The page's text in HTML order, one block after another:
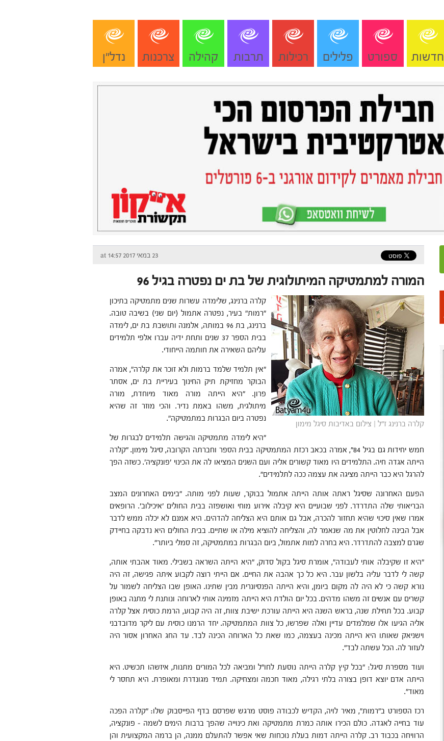
חדשות ספורט פלילים רכילות תרבות קהילה צרכנות נדל"ן
23 במאי 2017 at 14:57
המורה למתמטיקה המיתולוגית של בת ים נפטרה בגיל 96
קלרה ברנינג ז"ל | צילום באדיבות סיגל מימון
קלרה ברנינג, שלימדה עשרות שנים מתמטיקה בתיכון
"רמות" בעיר, נפטרה אתמול (יום שני) בשיבה טובה.
ברנינג, בת 96 במותה, אלמנה ותושבת בת ים, לימדה
בבית הספר 37 שנים ותחת ידיה עברו אלפי תלמידים
עליהם השאירה את חותמה הייחודי.
"אין תלמיד שלמד ברמות ולא זוכר את קלרה", אמרה
הבוקר מחזיקת תיק החינוך בעיריית בת ים, אסתר
פרון. "היא הייתה מורה מאוד מיוחדת, מורה
מיתולגית, משהו באמת נדיר. והכי מוזר זה שהיא
נפטרה ביום הבגרות במתמטיקה".
"היא לימדה מתמטיקה והגישה תלמידים לבגרות של
חמש יחידות גם בגיל 84", אמרה בכאב רכזת המתמטיקה בבית הספר וחברתה הקרובה, סיגל מימון. "קלרה
הייתה אגדה חיה. התלמידים היו מאוד קשורים אליה ועם השנים המציאו לה את הכינוי 'פונקציה'. כשזה הפך
להרגל היא כבר הייתה מציגה את עצמה ככה לתלמידים".
הפעם האחרונה שסיגל ראתה אותה הייתה אתמול בבוקר, שעות לפני מותה. "בימים האחרונים המצב
הבריאותי שלה התדרדר. לפני שבועיים היא קיבלה אירוע מוחי ואושפזה בבית החולים 'איכילוב'. הרופאים
אמרו שאין סיכוי שהיא תחזור להכרה, אבל גם אותם היא הצליחה להדהים. היא אמנם לא יכלה ממש לדבר
אבל הבינה לחלוטין את מה שנאמר לה, והצליחה להוציא מילה או שתיים. בבית החולים היא נדבקה בחיידק
שגרם למצבה להתדרדר. היא בחרה למות אתמול, ביום הבגרות במתמטיקה, זה סמלי ביותר".
"היא זו שקיבלה אותי לעבודה", אומרת סיגל בקול סדוק, "היא הייתה השראה בשבילי. מאוד אהבתי אותה,
קשה לי לדבר עליה בלשון עבר. היא כל כך אהבה את החיים. אם הייתי רוצה לקבוע איתה פגישה, זה היה
נורא קשה כי לא היה לה מקום ביומן, והיא הייתה הפנסיונרית מבין שתינו. האופן שבו הצליחה לשמור על
קשרים עם אנשים זה משהו מדהים. בכל יום הולדת היא הייתה מזמינה אותי לארוחה ונותנת לי מתנה באופן
קבוע. בכל תחילת שנה, בראש השנה היא הייתה עורכת ישיבת צוות, זה היה קבוע, הרמת כוסית אצל קלרה
אליה הגיעו אלו שמלמדים עדיין ואלה שפרשו, כל צוות המתמטיקה. יחד הרמנו כוסית עם ליקר מדובדבני
וישניאק שאותו היא הייתה מכינה בעצמה, כמו שאת כל הארוחה הכינה לבד. עד החג האחרון אסור היה
לעזור לה. הכל עשתה לבד".
ועוד מספרת סיגל: "בכל קיץ קלרה הייתה נוסעת לחו"ל ומביאה לכל המורים מתנות, איזשהו תכשיט. היא
הייתה אדם יוצא דופן בצורה בלתי רגילה, מאוד חכמה ומצחיקה. תמיד מגונדרת ומאופרת. היא תחסר לי
מאוד".
רכז הספורט ב"רמות", מאיר לויה, הקדיש לכבודה פוסט מרגש שפרסם בדף הפייסבוק שלו: "קלרה הפכה
עוד בחייה לאגדה. כולם הכירו אותה כמרת מתמטיקה ואת כינוייה שהפך ברבות הימים לשמה – פונקציה,
הרוויחה בכבוד רב. קלרה הייתה דמות בעלת נוכחות שאי אפשר להתעלם ממנה, הן ברמה המקצועית והן